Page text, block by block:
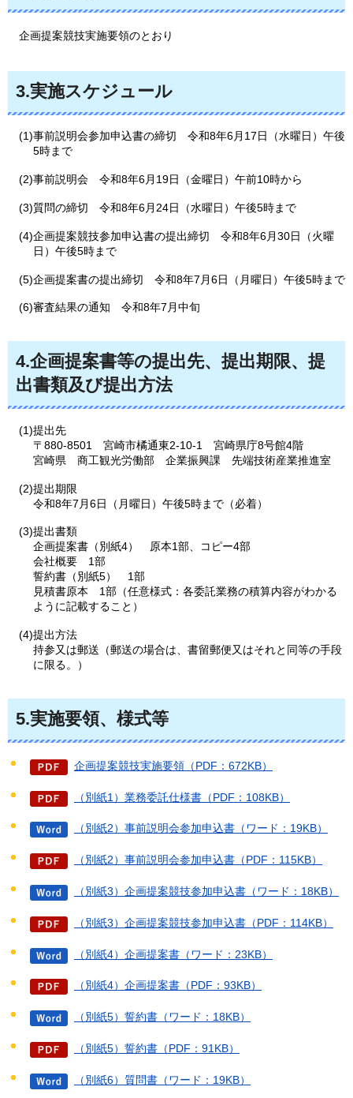
企画提案競技実施要領のとおり
3.実施スケジュール
(1)事前説明会参加申込書の締切 令和8年6月17日（水曜日）午後
5時まで
(2)事前説明会 令和8年6月19日（金曜日）午前10時から
(3)質問の締切 令和8年6月24日（水曜日）午後5時まで
(4)企画提案競技参加申込書の提出締切 令和8年6月30日（火曜
日）午後5時まで
(5)企画提案書の提出締切 令和8年7月6日（月曜日）午後5時まで
(6)審査結果の通知 令和8年7月中旬
4.企画提案書等の提出先、提出期限、提
出書類及び提出方法
(1)提出先
〒880-8501
宮崎市橘通東2-10-1 宮崎県庁8号館4階
宮崎県
商工観光労働部 企業振興課 先端技術産業推進室
(2)提出期限
令和8年7月6日（月曜日）午後5時まで（必着）
(3)提出書類
企画提案書（別紙4）
原本1部、コピー4部
会社概要
1部
誓約書（別紙5）
1部
見積書原本
1部（任意様式：各委託業務の積算内容がわかる
ように記載すること）
(4)提出方法
持参又は郵送（郵送の場合は、書留郵便又はそれと同等の手段
に限る。）
5.実施要領、様式等
企画提案競技実施要領（PDF：672KB）
（別紙1）業務委託仕様書（PDF：108KB）
（別紙2）事前説明会参加申込書（ワード：19KB）
（別紙2）事前説明会参加申込書（PDF：115KB）
（別紙3）企画提案競技参加申込書（ワード：18KB）
（別紙3）企画提案競技参加申込書（PDF：114KB）
（別紙4）企画提案書（ワード：23KB）
（別紙4）企画提案書（PDF：93KB）
（別紙5）誓約書（ワード：18KB）
（別紙5）誓約書（PDF：91KB）
（別紙6）質問書（ワード：19KB）